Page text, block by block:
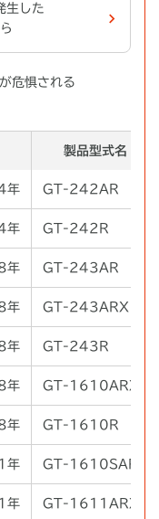
生した
危惧される
製品型式名
年 GT-242AR
年 GT-242R
年 GT-243AR
年 GT-243ARX
年 GT-243R
年 GT-1610ARX
年 GT-1610R
年 GT-1610SAR
年 GT-1611ARX